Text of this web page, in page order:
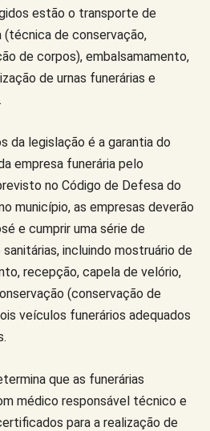
estão o transporte de
(técnica de conservação,
de corpos), embalsamamento,
de urnas funerárias e
da legislação é a garantia do
empresa funerária pelo
no Código de Defesa do
município, as empresas deverão
e cumprir uma série de
incluindo mostruário de
recepção, capela de velório,
(conservação de
veículos funerários adequados
que as funerárias
médico responsável técnico e
para a realização de